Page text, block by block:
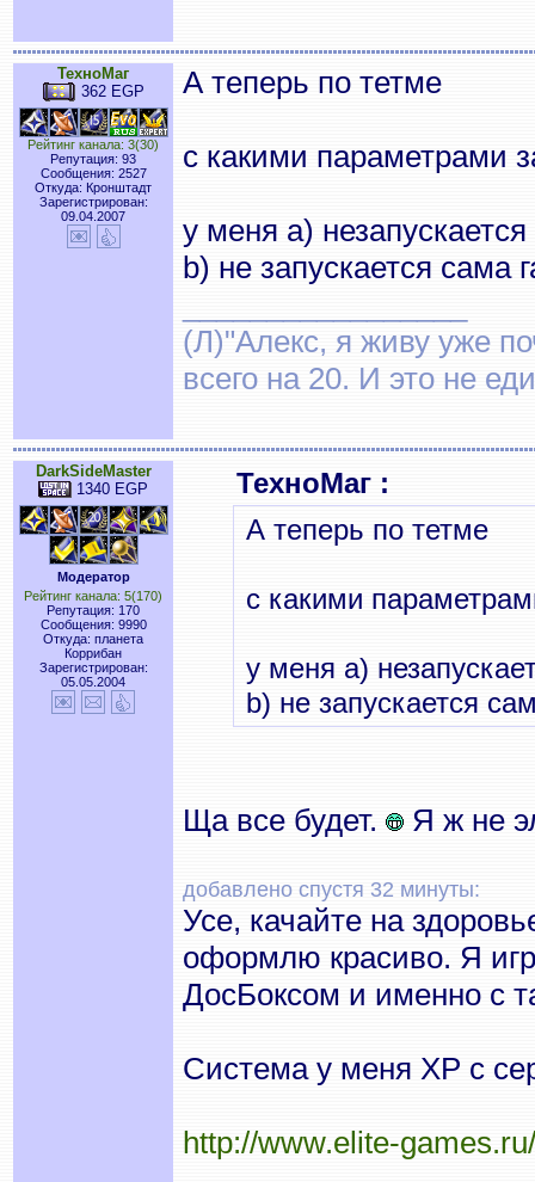
ТехноМаг
362 EGP
Рейтинг канала: 3(30)
Репутация: 93
Сообщения: 2527
Откуда: Кронштадт
Зарегистрирован:
09.04.2007
А теперь по тетме
с какими параметрами
у меня а)
b) не запускается сама
(Л)"Алекс, я живу уже
всего на 20. И это не
DarkSideMaster
1340 EGP
Модератор
Рейтинг канала: 5(170)
Репутация: 170
Сообщения: 9990
Откуда: планета
Коррибан
Зарегистрирован:
05.05.2004
ТехноМаг :
А теперь по тетме
с какими
у меня а)
b) не запускается
Ща все будет. Я ж не
добавлено спустя 32 минуты:
Усе, качайте на
оформлю красиво. Я
ДосБоксом и именно с
Система у меня ХР с
http://www.elite-